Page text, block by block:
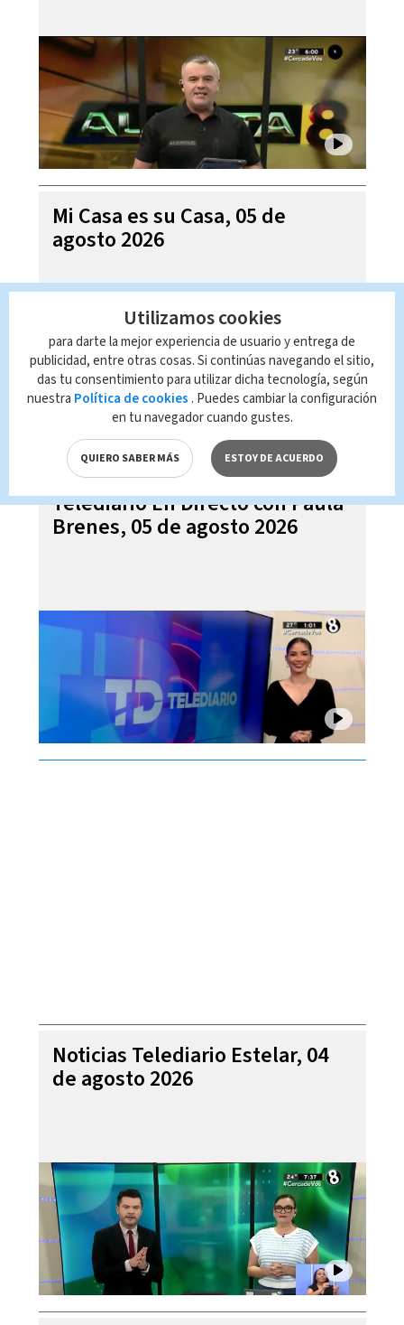
Mi Casa es su Casa, 05 de
agosto 2026
Telediario En Directo con Paula
Brenes, 05 de agosto 2026
Noticias Telediario Estelar, 04
de agosto 2026
Utilizamos cookies
para darte la mejor experiencia de usuario y entrega de
publicidad, entre otras cosas. Si continúas navegando el sitio,
das tu consentimiento para utilizar dicha tecnología, según
nuestra Política de cookies . Puedes cambiar la configuración
en tu navegador cuando gustes.
QUIERO SABER MÁS ESTOY DE ACUERDO